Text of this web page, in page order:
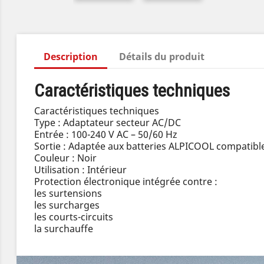
Description Détails du produit
Caractéristiques techniques
Caractéristiques techniques
Type : Adaptateur secteur AC/DC
Entrée : 100-240 V AC – 50/60 Hz
Sortie : Adaptée aux batteries ALPICOOL
Couleur : Noir
Utilisation : Intérieur
Protection électronique intégrée contre :
les surtensions
les surcharges
les courts-circuits
la surchauffe